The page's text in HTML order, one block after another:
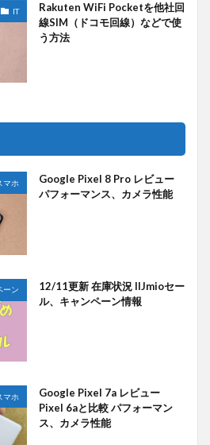
IT
Rakuten WiFi Pocketを他社回
線SIM（ドコモ回線）などで使
う方法
マホ
Google Pixel 8 Pro レビュー
パフォーマンス、カメラ性能
ーン
12/11更新 在庫状況 IIJmioセー
ル、キャンペーン情報
マホ
Google Pixel 7a レビュー
Pixel 6aと比較 パフォーマン
ス、カメラ性能